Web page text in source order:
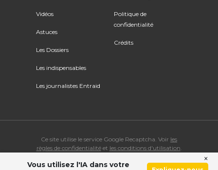
Vidéos
Astuces
Les Dossiers
Les indispensables
Les journalistes Entraid
Politique de
confidentialité
Crédits
Ce site utilise le service Google Recaptcha. Voir les
règles de confidentialitéet les conditions d'utilisation
© Copyright 2026 ENTRAID. Tous droits réservés.
Vous utilisez l'IA dans votre
×